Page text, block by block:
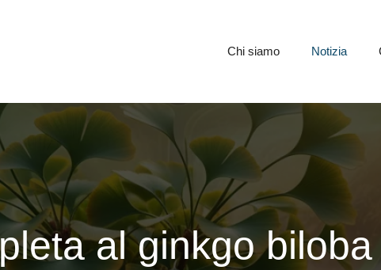
Chi siamo Notizia
al ginkgo